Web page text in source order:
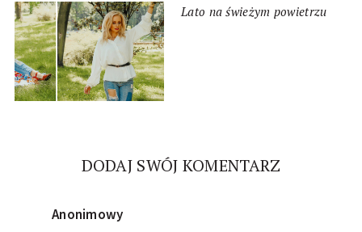
Lato na świeżym powietrzu
DODAJ SWÓJ KOMENTARZ
Anonimowy